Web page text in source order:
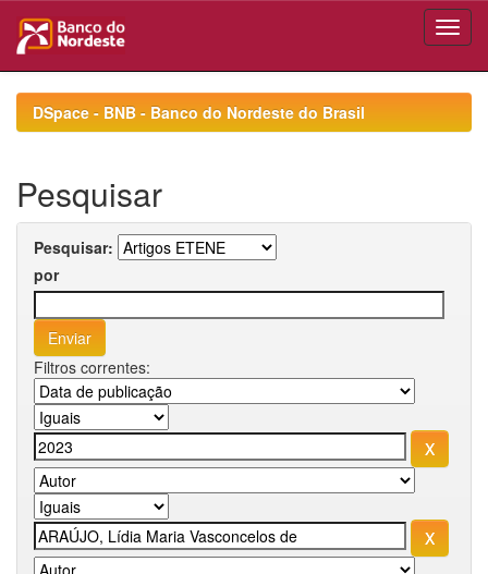
navigationDSpace - BNB - Banco do Nordeste do Brasil
Pesquisar
Pesquisar:
por
Filtros correntes: